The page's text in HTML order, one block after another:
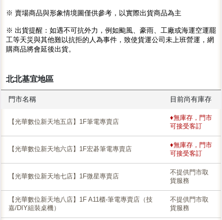
※ 賣場商品與形象情境圖僅供參考，以實際出貨商品為主
※ 出貨提醒：如遇不可抗外力，例如颱風、豪雨、工廠或海運空運罷
工等天災與其他難以抗拒的人為事件，致使貨運公司未上班營運，網
購商品將會延後出貨。
北北基宜地區
門市名稱 目前尚有庫存
【光華數位新天地五店】1F筆電專賣店
♦無庫存，門市
可接受客訂
【光華數位新天地六店】1F宏碁筆電專賣店
♦無庫存，門市
可接受客訂
【光華數位新天地七店】1F微星專賣店
不提供門市取
貨服務
【光華數位新天地八店】1F A11櫃-筆電專賣店（技
嘉/DIY組裝桌機）
不提供門市取
貨服務